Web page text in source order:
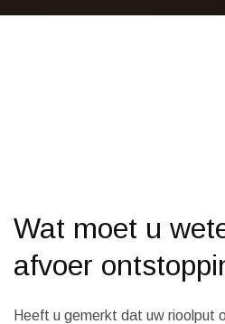
Wat moet u
afvoer
Heeft u gemerkt dat uw rioolput